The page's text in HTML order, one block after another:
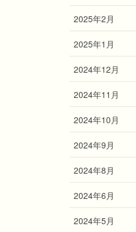
2025年2月
2025年1月
2024年12月
2024年11月
2024年10月
2024年9月
2024年8月
2024年6月
2024年5月